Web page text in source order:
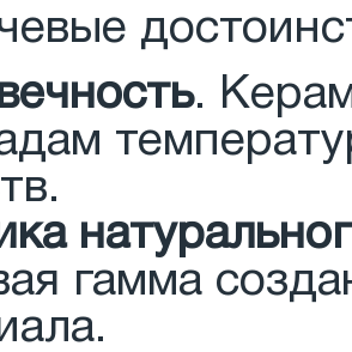
.
гамма